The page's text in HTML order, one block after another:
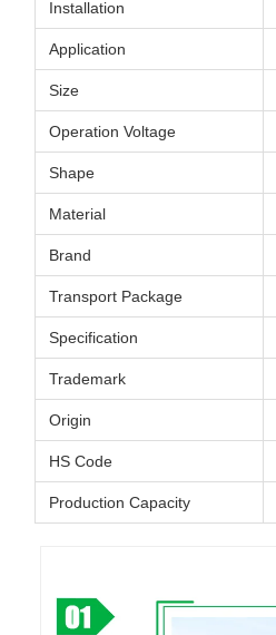
Installation
Application
Size
Operation Voltage
Shape
Material
Brand
Transport Package
Specification
Trademark
Origin
HS Code
Production Capacity